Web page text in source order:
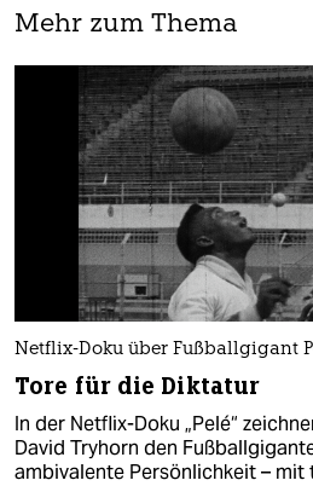
Mehr zum Thema
Netflix-Doku über Fußballgigant
Tore für die Diktatur
In der Netflix-Doku „Pelé“
David Tryhorn den
ambivalente Persönlichkeit – mit